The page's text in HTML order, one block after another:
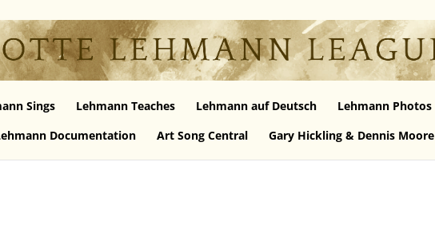
Sings Lehmann Teaches Lehmann auf Deutsch Lehmann Photos
Documentation
Art Song Central Gary Hickling & Dennis Moore